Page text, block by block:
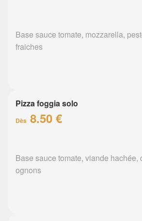
Base sauce tomate, mozzarella,
fraiches
Pizza foggia solo
Dès 8.50 €
Base sauce tomate, viande hachée,
ognons